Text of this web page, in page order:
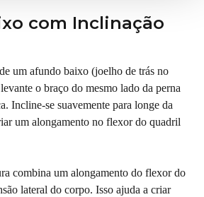
com Inclinação
um afundo baixo (joelho de trás no
o braço do mesmo lado da perna
Incline-se suavemente para longe da
um alongamento no flexor do quadril
combina um alongamento do flexor do
lateral do corpo. Isso ajuda a criar